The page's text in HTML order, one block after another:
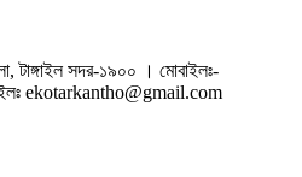
টাঙ্গাইল সদর-১৯০০ । মোবাইলঃ-
ekotarkantho@gmail.com